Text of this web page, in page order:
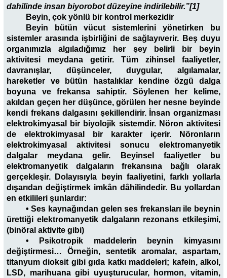
dahilinde insan biyorobot düzeyine indirilebilir.”[1]
Beyin, çok yönlü bir kontrol merkezidir
Beyin bütün vücut sistemlerini yönetirken bu
sistemler arasında işbirliğini de sağlayıverir. Beş duyu
organımızla algıladığımız her şey belirli bir beyin
aktivitesi meydana getirir. Tüm zihinsel faaliyetler,
davranışlar, düşünceler, duygular, algılamalar,
hareketler ve bütün hastalıklar kendine özgü dalga
boyuna ve frekansa sahiptir. Söylenen her kelime,
akıldan geçen her düşünce, görülen her nesne beyinde
kendi frekans dalgasını şekillendirir. İnsan organizması
elektrokimyasal bir biyolojik sistemdir. Nöron aktivitesi
de elektrokimyasal bir karakter içerir. Nöronların
elektrokimyasal aktivitesi sonucu elektromanyetik
dalgalar meydana gelir. Beyinsel faaliyetler bu
elektromanyetik dalgaların frekansına bağlı olarak
gerçekleşir. Dolayısıyla beyin faaliyetini, farklı yollarla
dışarıdan değiştirmek imkân dâhilindedir. Bu yollardan
en etkilileri şunlardır:
• Ses kaynağından gelen ses frekansları ile beynin
ürettiği elektromanyetik dalgaların rezonans etkileşimi,
(binöral aktivite gibi)
• Psikotropik maddelerin beynin kimyasını
değiştirmesi… Örneğin, sentetik aromalar, aspartam,
titanyum dioksit gibi gıda katkı maddeleri; kafein, alkol,
LSD, marihuana gibi uyuşturucular, hormon, vitamin,